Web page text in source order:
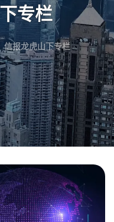
专栏
信报龙虎山下专栏